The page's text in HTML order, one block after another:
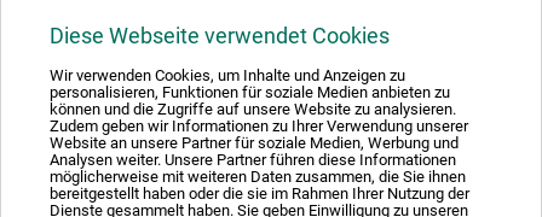
Diese Webseite verwendet Cookies
Wir verwenden Cookies, um Inhalte und Anzeigen zu
personalisieren, Funktionen für soziale Medien anbieten zu
können und die Zugriffe auf unsere Website zu analysieren.
Zudem geben wir Informationen zu Ihrer Verwendung unserer
Website an unsere Partner für soziale Medien, Werbung und
Analysen weiter. Unsere Partner führen diese Informationen
möglicherweise mit weiteren Daten zusammen, die Sie ihnen
bereitgestellt haben oder die sie im Rahmen Ihrer Nutzung der
Dienste gesammelt haben. Sie geben Einwilligung zu unseren
Absolut sikker